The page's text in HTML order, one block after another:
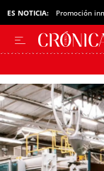
ES NOTICIA: Promoción